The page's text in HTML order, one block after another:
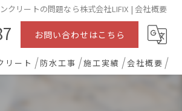
クリートの問題なら株式会社LIFIX | 会社概要
お問い合わせはこちら
リート 防水工事 施工実績 会社概要